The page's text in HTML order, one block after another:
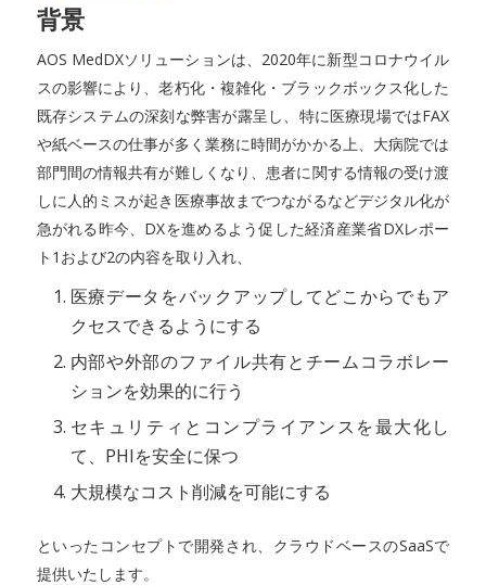
背景
AOS MedDXソリューションは、2020年に新型コロナウイル
スの影響により、老朽化・複雑化・ブラックボックス化した
既存システムの深刻な弊害が露呈し、特に医療現場ではFAX
や紙ベースの仕事が多く業務に時間がかかる上、大病院では
部門間の情報共有が難しくなり、患者に関する情報の受け渡
しに人的ミスが起き医療事故までつながるなどデジタル化が
急がれる昨今、DXを進めるよう促した経済産業省DXレポー
ト1および2の内容を取り入れ、
医療データをバックアップしてどこからでもア
クセスできるようにする
内部や外部のファイル共有とチームコラボレー
ションを効果的に行う
セキュリティとコンプライアンスを最大化し
て、PHIを安全に保つ
大規模なコスト削減を可能にする
といったコンセプトで開発され、クラウドベースのSaaSで
提供いたします。